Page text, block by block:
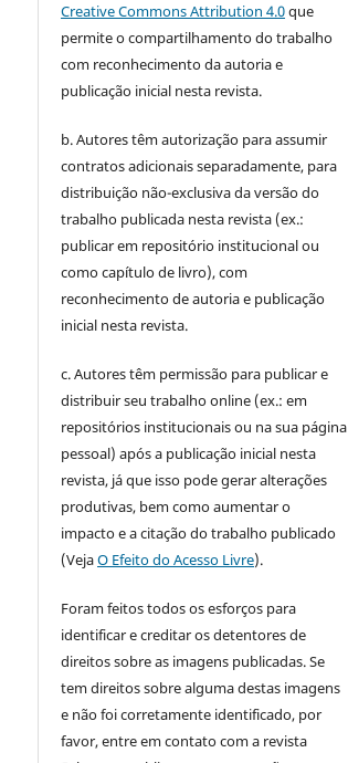
Creative Commons Attribution 4.0que
permite o compartilhamento do trabalho
com reconhecimento da autoria e
publicação inicial nesta revista.
b. Autores têm autorização para assumir
contratos adicionais separadamente, para
distribuição não-exclusiva da versão do
trabalho publicada nesta revista (ex.:
publicar em repositório institucional ou
como capítulo de livro), com
reconhecimento de autoria e publicação
inicial nesta revista.
c. Autores têm permissão para publicar e
distribuir seu trabalho online (ex.: em
repositórios institucionais ou na sua página
pessoal) após a publicação inicial nesta
revista, já que isso pode gerar alterações
produtivas, bem como aumentar o
impacto e a citação do trabalho publicado
(VejaO Efeito do Acesso Livre).
Foram feitos todos os esforços para
identificar e creditar os detentores de
direitos sobre as imagens publicadas. Se
tem direitos sobre alguma destas imagens
e não foi corretamente identificado, por
favor, entre em contato com a revista